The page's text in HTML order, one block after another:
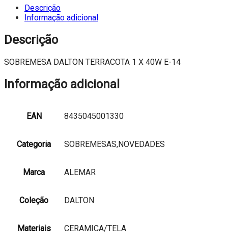
X
40W
14
Descrição
Informação adicional
Descrição
SOBREMESA DALTON TERRACOTA 1 X 40W E-14
Informação adicional
EAN 8435045001330
Categoria SOBREMESAS,NOVEDADES
Marca ALEMAR
Coleção DALTON
Materiais CERAMICA/TELA